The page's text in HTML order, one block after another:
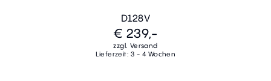
D128V
€ 239,-
zzgl. Versand
Lieferzeit: 3 - 4 Wochen